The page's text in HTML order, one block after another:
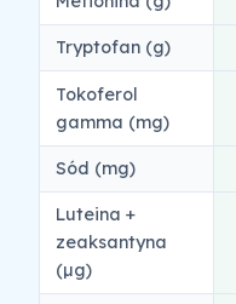
Tryptofan (g)
Tokoferol
gamma (mg)
Sód (mg)
Luteina +
zeaksantyna
(µg)